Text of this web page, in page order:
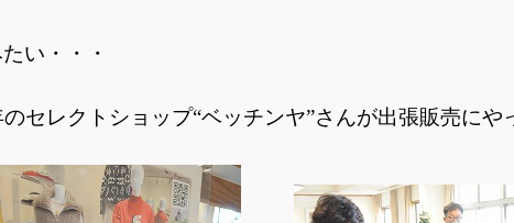
い・・・
のセレクトショップ“ベッチンヤ”さんが出張販売にや